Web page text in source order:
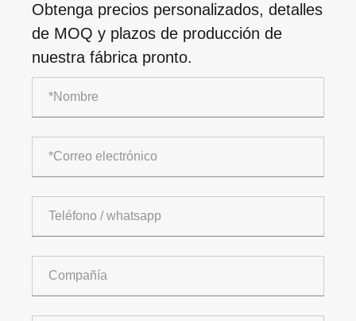
Obtenga precios personalizados, detalles
de MOQ y plazos de producción de
nuestra fábrica pronto.